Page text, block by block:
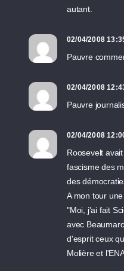
autant.
02/04/2008
Pauvre
02/04/2008
Pauvre
02/04/2008
Roosevelt
fascisme des
des
A mon tour
"Moi, j'ai fait
avec
d'esprit ceux
Molière et